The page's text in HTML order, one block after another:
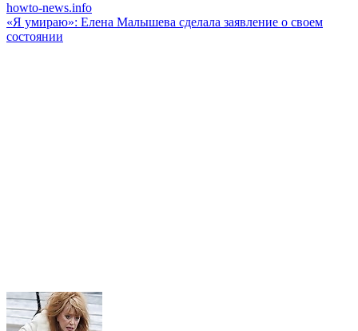
howto-news.info
«Я умираю»: Елена Малышева сделала заявление о своем
состоянии